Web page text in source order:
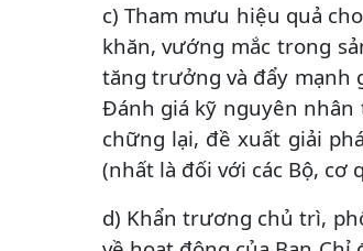
c) Tham mưu hiệu quả
khăn, vướng mắc trong
tăng trưởng và đẩy mạnh
Đánh giá kỹ nguyên nhân
chững lại, đề xuất giải
(nhất là đối với các Bộ, cơ
d) Khẩn trương chủ trì,